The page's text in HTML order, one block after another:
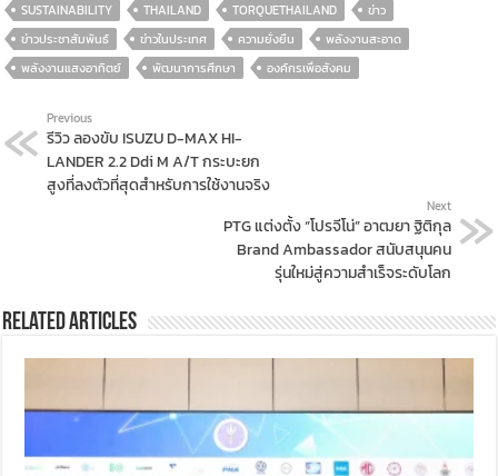
SUSTAINABILITY
THAILAND TORQUETHAILAND
ข่าว
ข่าวประชาสัมพันธ์
ข่าวในประเทศ ความยั่งยืน
พลังงานสะอาด
พลังงานแสงอาทิตย์
พัฒนาการศึกษา องค์กรเพื่อสังคม
Previous
รีวิว ลองขับ ISUZU D-MAX HI-
LANDER 2.2 Ddi M A/T กระบะยก
สูงที่ลงตัวที่สุดสำหรับการใช้งานจริง
Next
PTG แต่งตั้ง “โปรจีโน่” อาฒยา ฐิติกุล
Brand Ambassador สนับสนุนคน
รุ่นใหม่สู่ความสำเร็จระดับโลก
Related Articles